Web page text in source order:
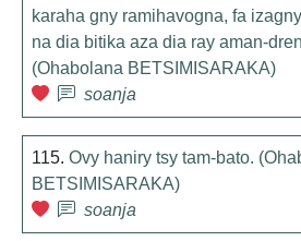
karaha gny ramihavogna, fa
na dia bitika aza dia ray aman-
(Ohabolana BETSIMISARAKA)
soanja
115. Ovy haniry tsy tam-bato.
BETSIMISARAKA)
soanja